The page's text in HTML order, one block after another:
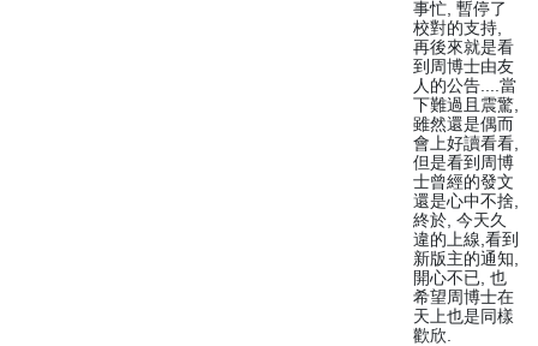
事忙, 暫停了
校對的支持,
再後來就是看
到周博士由友
人的公告....當
下難過且震驚,
雖然還是偶而
會上好讀看看,
但是看到周博
士曾經的發文
還是心中不捨,
終於, 今天久
違的上線,看到
新版主的通知,
開心不已, 也
希望周博士在
天上也是同樣
歡欣.